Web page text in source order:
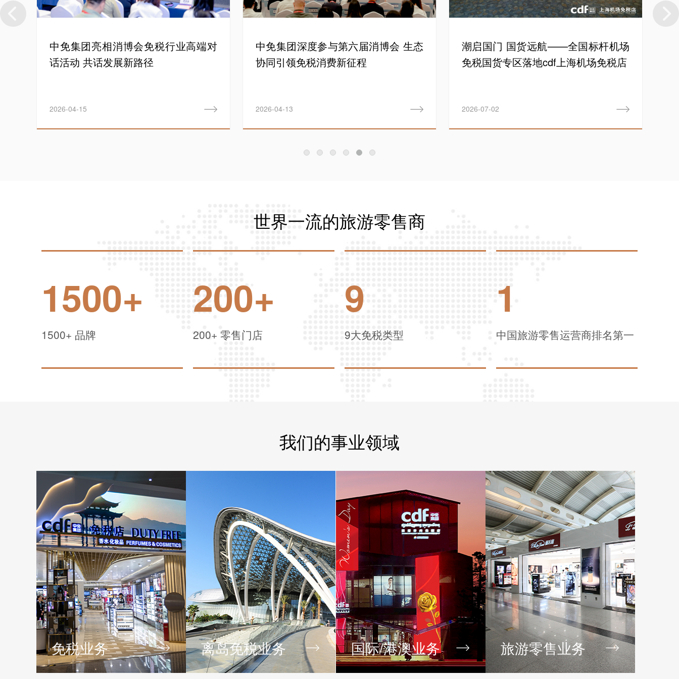
中免集团亮相消博会免税行业高端对
话活动 共话发展新路径
2026-04-15
中免集团深度参与第六届消博会 生态
协同引领免税消费新征程
2026-04-13
潮启国门 国货远航——全国标杆机场
免税国货专区落地cdf上海机场免税店
2026-07-02
世界一流的旅游零售商
1500+
1500+ 品牌
200+
200+ 零售门店
9
9大免税类型
1
中国旅游零售运营商排名第一
我们的事业领域
免税业务 离岛免税业务 国际/港澳业务 旅游零售业务